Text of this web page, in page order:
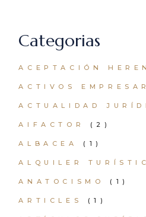
Categorias
ACEPTACIÓN
ACTIVOS
ACTUALIDAD
AIFACTOR (2)
ALBACEA (1)
ALQUILER
ANATOCISMO (1)
ARTICLES (1)